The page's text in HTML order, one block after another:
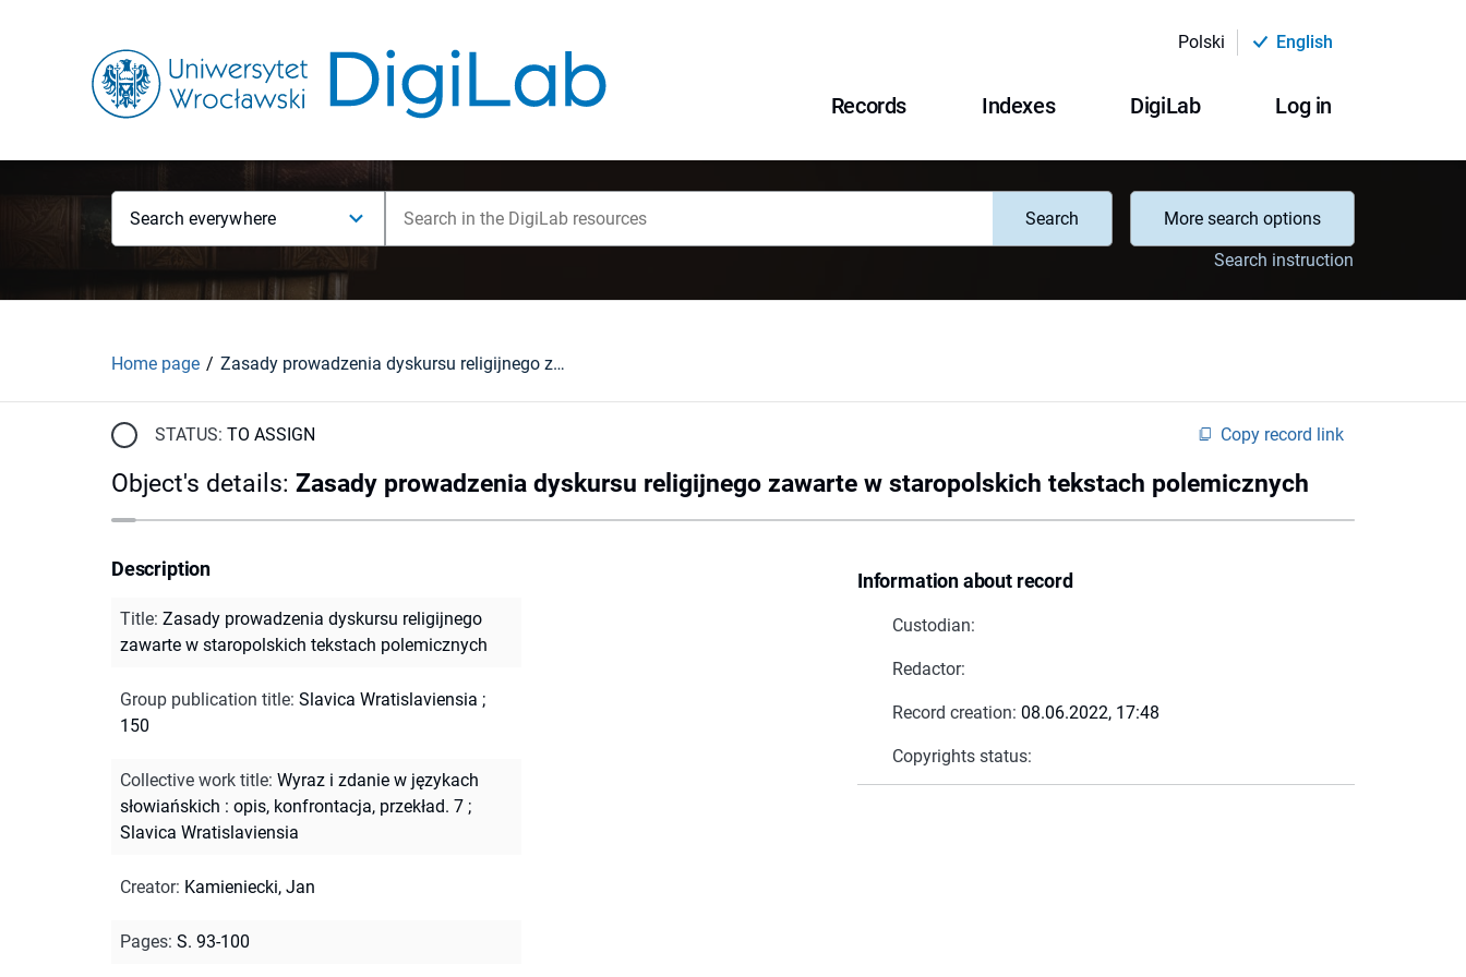
Polski English
Records Indexes DigiLab Log in
Search everywhere Search
More search options
Search instruction
Home page Zasady prowadzenia dyskursu religijnego zawarte w staropolskich tekstach polemicznych
STATUS: TO ASSIGN Copy record link
Object's details: Zasady prowadzenia dyskursu religijnego zawarte w staropolskich tekstach polemicznych
Information about record
Custodian:
Redactor:
Record creation: 08.06.2022, 17:48
Copyrights status:
Description
Title: Zasady prowadzenia dyskursu religijnego
zawarte w staropolskich tekstach polemicznych
Group publication title: Slavica Wratislaviensia ;
150
Collective work title: Wyraz i zdanie w językach
słowiańskich : opis, konfrontacja, przekład. 7 ;
Slavica Wratislaviensia
Creator: Kamieniecki, Jan
Pages: S. 93-100